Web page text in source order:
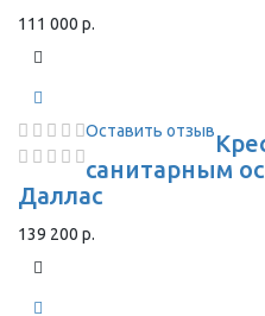
111 000 р.
Оставить отзыв
санитарным
Даллас
139 200 р.